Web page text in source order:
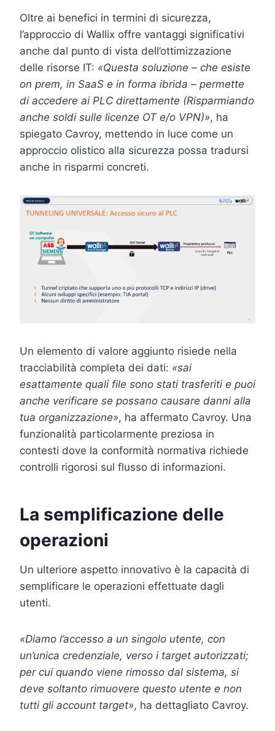
Oltre ai benefici in termini di sicurezza,
l’approccio di Wallix offre vantaggi significativi
anche dal punto di vista dell’ottimizzazione
delle risorse IT: «Questa soluzione – che esiste
on prem, in SaaS e in forma ibrida – permette
di accedere ai PLC direttamente (Risparmiando
anche soldi sulle licenze OT e/o VPN)», ha
spiegato Cavroy, mettendo in luce come un
approccio olistico alla sicurezza possa tradursi
anche in risparmi concreti.
Un elemento di valore aggiunto risiede nella
tracciabilità completa dei dati: «sai
esattamente quali file sono stati trasferiti e puoi
anche verificare se possano causare danni alla
tua organizzazione», ha affermato Cavroy. Una
funzionalità particolarmente preziosa in
contesti dove la conformità normativa richiede
controlli rigorosi sul flusso di informazioni.
La semplificazione delle
operazioni
Un ulteriore aspetto innovativo è la capacità di
semplificare le operazioni effettuate dagli
utenti.
«Diamo l’accesso a un singolo utente, con
un’unica credenziale, verso i target autorizzati;
per cui quando viene rimosso dal sistema, si
deve soltanto rimuovere questo utente e non
tutti gli account target», ha dettagliato Cavroy.